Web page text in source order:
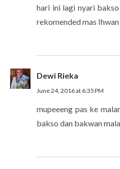
hari ini lagi nyari
rekomended mas Ihwan
Dewi Rieka
June 24, 2016 at 6:35 PM
mupeeeng pas ke
bakso dan bakwan